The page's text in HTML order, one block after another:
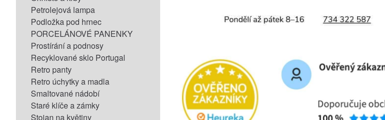
Petrolejová lampa
Podložka pod hrnec
PORCELÁNOVÉ PANENKY
Prostírání a podnosy
Recyklované sklo Portugal
Retro panty
Retro úchytky a madla
Smaltované nádobí
Staré klíče a zámky
Stojan na květiny